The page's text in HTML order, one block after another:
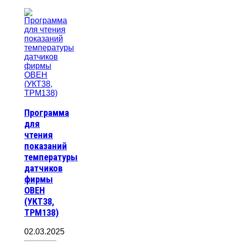
Программа
для
чтения
показаний
температуры
датчиков
фирмы
ОВЕН
(УКТ38,
ТРМ138)
02.03.2025